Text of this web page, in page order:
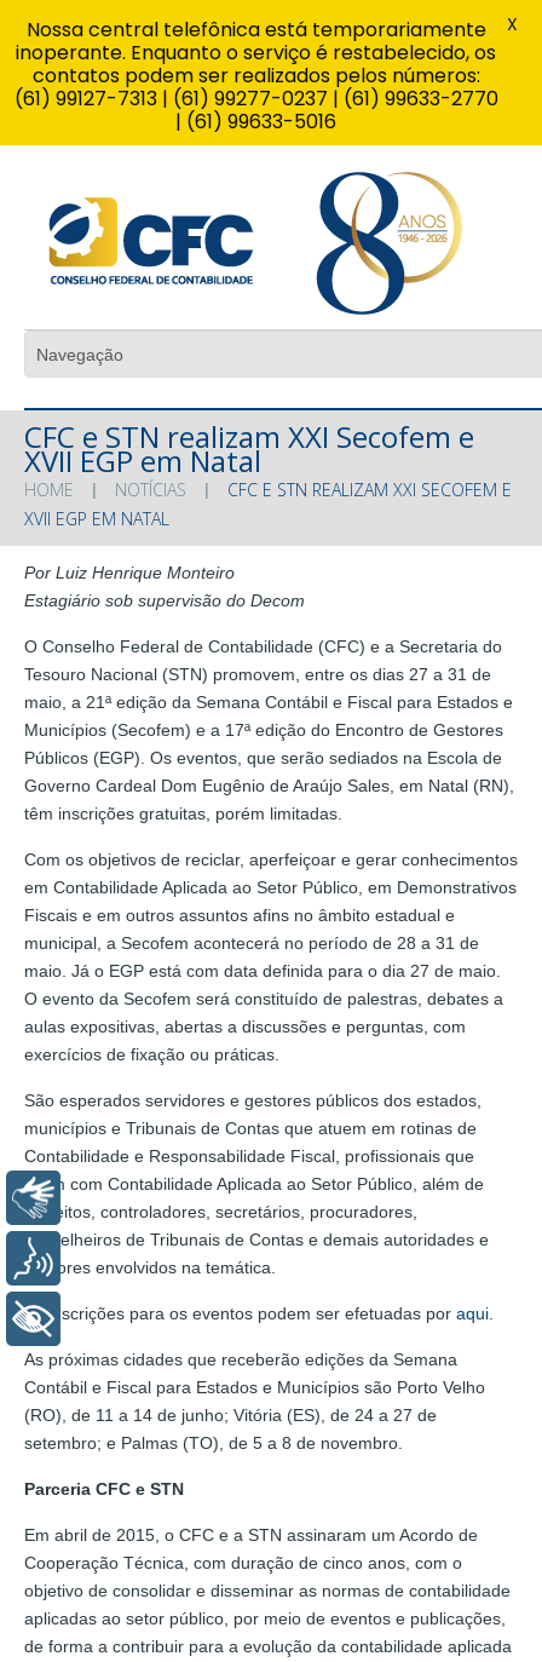
CFC e STN realizam XXI Secofem e
XVII EGP em Natal
HOME NOTÍCIAS
CFC E STN REALIZAM XXI SECOFEM E
XVII EGP EM NATAL
Por Luiz Henrique Monteiro
Estagiário sob supervisão do Decom
O Conselho Federal de Contabilidade (CFC) e a Secretaria do
Tesouro Nacional (STN) promovem, entre os dias 27 a 31 de
maio, a 21ª edição da Semana Contábil e Fiscal para Estados e
Municípios (Secofem) e a 17ª edição do Encontro de Gestores
Públicos (EGP). Os eventos, que serão sediados na Escola de
Governo Cardeal Dom Eugênio de Araújo Sales, em Natal (RN),
têm inscrições gratuitas, porém limitadas.
Com os objetivos de reciclar, aperfeiçoar e gerar conhecimentos
em Contabilidade Aplicada ao Setor Público, em Demonstrativos
Fiscais e em outros assuntos afins no âmbito estadual e
municipal, a Secofem acontecerá no período de 28 a 31 de
maio. Já o EGP está com data definida para o dia 27 de maio.
O evento da Secofem será constituído de palestras, debates a
aulas expositivas, abertas a discussões e perguntas, com
exercícios de fixação ou práticas.
São esperados servidores e gestores públicos dos estados,
municípios e Tribunais de Contas que atuem em rotinas de
Contabilidade e Responsabilidade Fiscal, profissionais que
lidam com Contabilidade Aplicada ao Setor Público, além de
prefeitos, controladores, secretários, procuradores,
conselheiros de Tribunais de Contas e demais autoridades e
gestores envolvidos na temática.
As inscrições para os eventos podem ser efetuadas por aqui
As próximas cidades que receberão edições da Semana
Contábil e Fiscal para Estados e Municípios são Porto Velho
(RO), de 11 a 14 de junho; Vitória (ES), de 24 a 27 de
setembro; e Palmas (TO), de 5 a 8 de novembro.
Parceria CFC e STN
Em abril de 2015, o CFC e a STN assinaram um Acordo de
Cooperação Técnica, com duração de cinco anos, com o
objetivo de consolidar e disseminar as normas de contabilidade
aplicadas ao setor público, por meio de eventos e publicações,
de forma a contribuir para a evolução da contabilidade aplicada
Nossa central telefônica está temporariamente
inoperante. Enquanto o serviço é restabelecido, os
contatos podem ser realizados pelos números:
(61) 99127-7313 | (61) 99277-0237 | (61) 99633-2770
| (61) 99633-5016
X
+ Acessibilidade